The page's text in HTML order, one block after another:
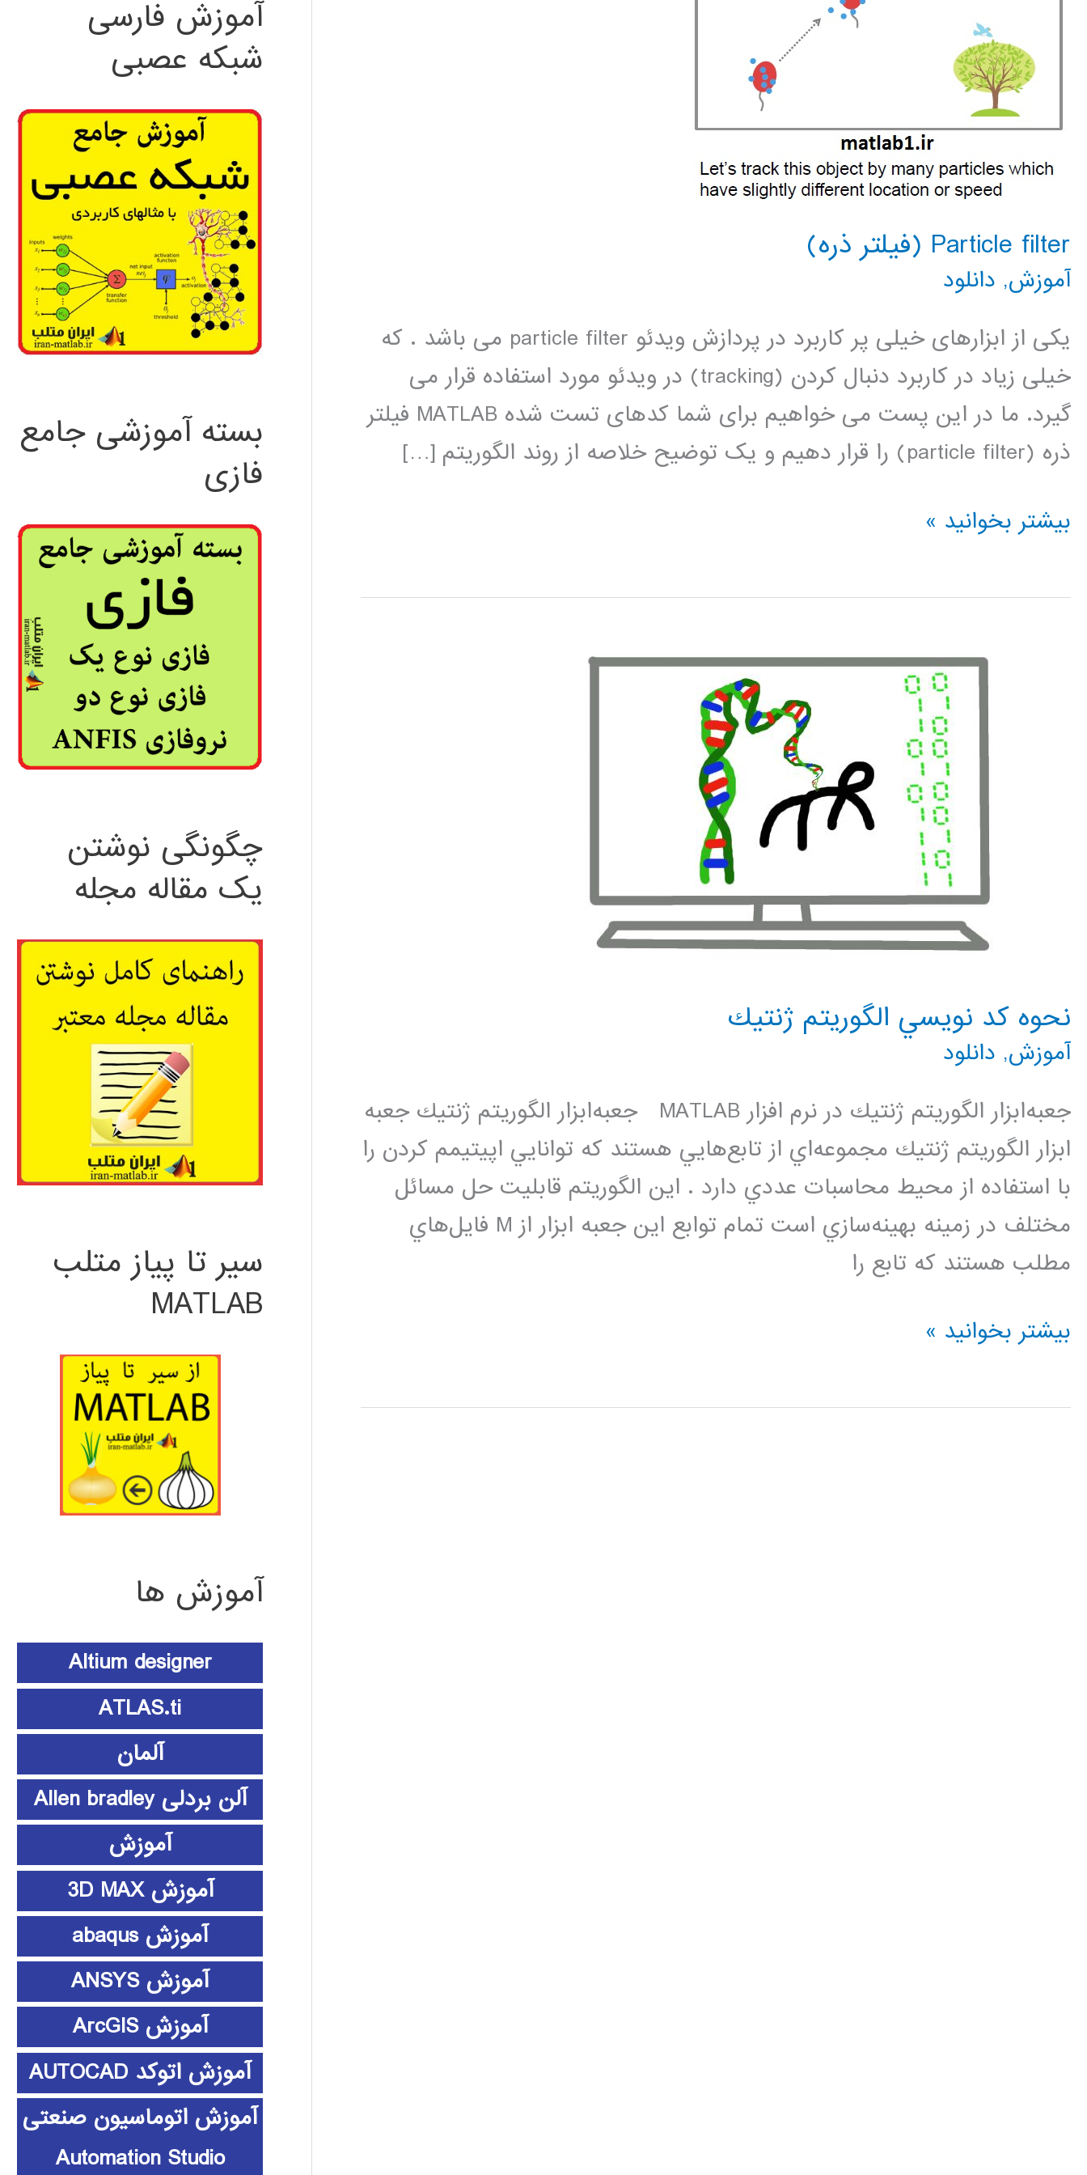
Particle filter (فیلتر ذره)
آموزش, دانلود
یکی از ابزارهای خیلی پر کاربرد در پردازش ویدئو particle filter می باشد . که
خیلی زیاد در کاربرد دنبال کردن (tracking) در ویدئو مورد استفاده قرار می
گیرد. ما در این پست می خواهیم برای شما کدهای تست شده MATLAB فیلتر
ذره (particle filter) را قرار دهیم و یک توضیح خلاصه از روند الگوریتم […]
Particle
(فیلتر
بیشتر بخوانید »
نحوه كد نويسي الگوريتم ژنتيك
آموزش, دانلود
جعبه‌ابزار الگوريتم ژنتيك در نرم افزار MATLAB جعبه‌ابزار الگوريتم ژنتيك جعبه‌
ابزار الگوريتم ژنتيك مجموعه‌اي از تابع‌هايي هستند كه توانايي اپيتيمم كردن را
با استفاده از محيط محاسبات عددي دارد . اين الگوريتم قابليت حل مسائل
مختلف در زمينه بهينه‌سازي است تمام توابع اين جعبه ابزار از M فايل‌هاي
مطلب هستند كه تابع را
نحوه
نويسي
بیشتر بخوانید »
آموزش فارسی
شبکه عصبی
بسته آموزشی جامع
فازی
چگونگی نوشتن
یک مقاله مجله
سیر تا پیاز متلب
MATLAB
آموزش ها
Altium designer
ATLAS.ti
آلمان
آلن بردلی Allen bradley
آموزش
آموزش 3D MAX
آموزش abaqus
آموزش ANSYS
آموزش ArcGIS
آموزش اتوکد AUTOCAD
آموزش اتوماسیون صنعتی
Automation Studio